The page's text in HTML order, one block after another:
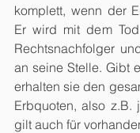
komplett, wenn der
Er wird mit dem
Rechtsnachfolger
an seine Stelle. Gibt
erhalten sie den
Erbquoten, also z.B.
gilt auch für